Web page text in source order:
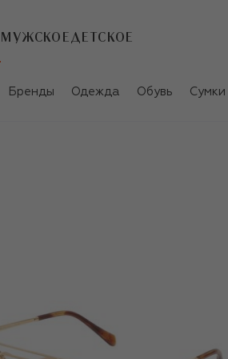
МУЖСКОЕ ДЕТСКОЕ
Бренды Одежда Обувь Сумки